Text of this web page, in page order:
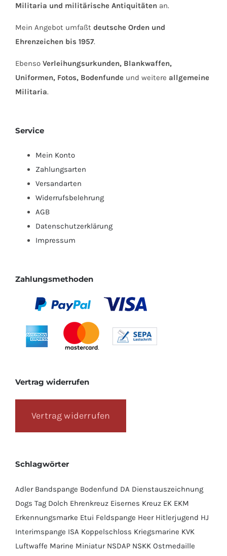
Militaria und militärische Antiquitäten an.
Mein Angebot umfaßt deutsche Orden und
Ehrenzeichen bis 1957.
Ebenso Verleihungsurkunden, Blankwaffen,
Uniformen, Fotos, Bodenfunde und weitere allgemeine
Militaria.
Service
Mein Konto
Zahlungsarten
Versandarten
Widerrufsbelehrung
AGB
Datenschutzerklärung
Impressum
Zahlungsmethoden
Vertrag widerrufen
Vertrag widerrufen
Schlagwörter
Adler Bandspange Bodenfund DA Dienstauszeichnung
Dogs Tag Dolch Ehrenkreuz Eisernes Kreuz EK EKM
Erkennungsmarke Etui Feldspange Heer Hitlerjugend HJ
Interimspange ISA Koppelschloss Kriegsmarine KVK
Luftwaffe Marine Miniatur NSDAP NSKK Ostmedaille